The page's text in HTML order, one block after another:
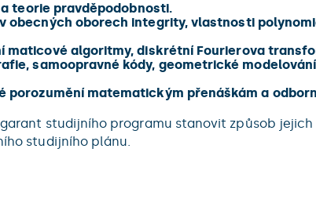
teorie pravděpodobnosti.
oborech integrity, vlastnosti
maticové algoritmy, diskrétní Fourierova
samoopravné kódy, geometrické
matematickým přenáškám a
studijního programu stanovit způsob
studijního plánu.